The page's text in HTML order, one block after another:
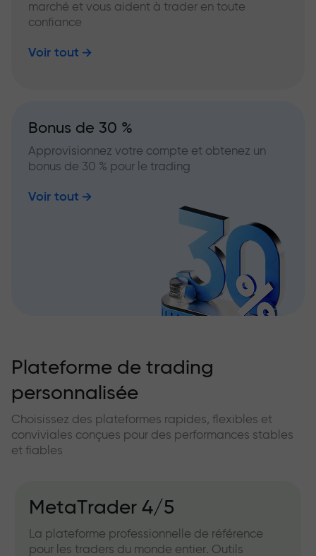
marché et vous aident à trader en toute
confiance
Voir tout
Bonus de 30 %
Approvisionnez votre compte et obtenez un
bonus de 30 % pour le trading
Voir tout
Plateforme de trading
personnalisée
Choisissez des plateformes rapides, flexibles et
conviviales conçues pour des performances stables
et fiables
MetaTrader 4/5
La plateforme professionnelle de référence
pour les traders du monde entier. Outils